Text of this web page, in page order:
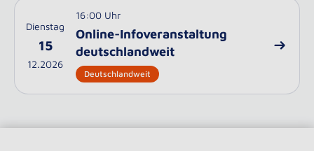
Dienstag
15
12.2026
16:00 Uhr
Online-Infoveranstaltung
deutschlandweit
Deutschlandweit